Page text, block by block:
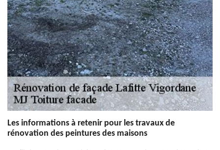
Les informations à retenir pour les travaux de
rénovation des peintures des maisons